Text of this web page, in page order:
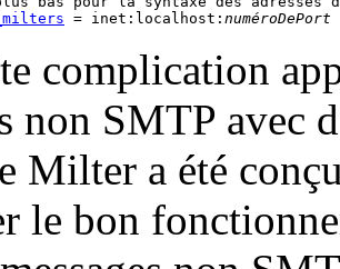
= inet:localhost: numéroDePort
complication
non SMTP avec
Milter a été
le bon